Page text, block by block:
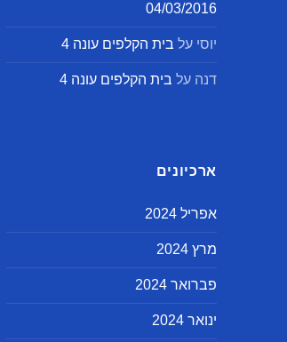
04/03/2016
יוסי על בית הקלפים עונה 4
דנה על בית הקלפים עונה 4
ארכיונים
אפריל 2024
מרץ 2024
פברואר 2024
ינואר 2024